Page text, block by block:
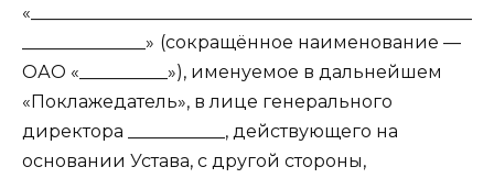
«__________________________________________________
______________» (сокращённое наименование —
ОАО «__________»), именуемое в дальнейшем
«Поклажедатель», в лице генерального
директора ___________, действующего на
основании Устава, с другой стороны,